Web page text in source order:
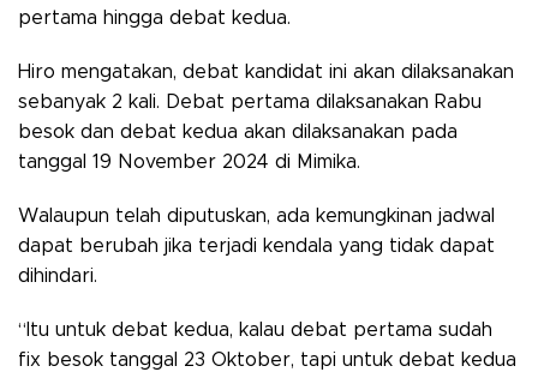
pertama hingga debat kedua.
Hiro mengatakan, debat kandidat ini akan dilaksanakan
sebanyak 2 kali. Debat pertama dilaksanakan Rabu
besok dan debat kedua akan dilaksanakan pada
tanggal 19 November 2024 di Mimika.
Walaupun telah diputuskan, ada kemungkinan jadwal
dapat berubah jika terjadi kendala yang tidak dapat
dihindari.
“Itu untuk debat kedua, kalau debat pertama sudah
fix besok tanggal 23 Oktober, tapi untuk debat kedua